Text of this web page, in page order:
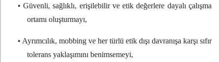
• Güvenli, sağlıklı, erişilebilir ve etik değerlere dayalı çalışma
ortamı oluşturmayı,
• Ayrımcılık, mobbing ve her türlü etik dışı davranışa karşı sıfır
tolerans yaklaşımını benimsemeyi,